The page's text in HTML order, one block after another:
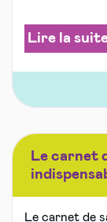
Lire la
Le carnet
Le carnet de